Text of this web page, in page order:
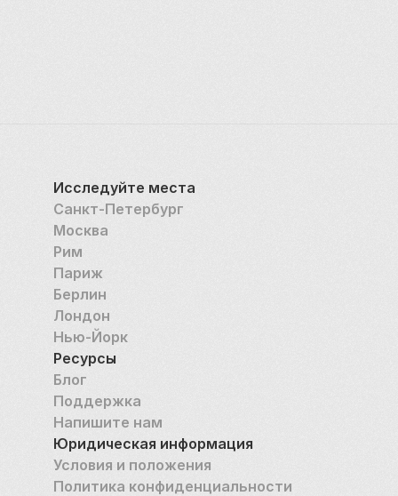
Исследуйте места
Санкт-Петербург
Москва
Рим
Париж
Берлин
Лондон
Нью-Йорк
Ресурсы
Блог
Поддержка
Напишите нам
Юридическая информация
Условия и положения
Политика конфиденциальности